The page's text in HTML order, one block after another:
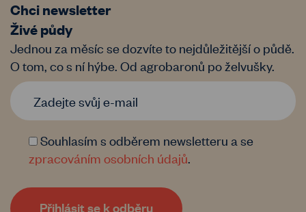
Chci newsletter
Živé půdy
Jednou za měsíc se dozvíte to nejdůležitější o půdě.
O tom, co s ní hýbe. Od agrobaronů po želvušky.
Souhlasím s odběrem newsletteru a se
zpracováním osobních údajů.